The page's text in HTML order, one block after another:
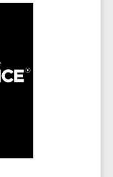
DLPツール>